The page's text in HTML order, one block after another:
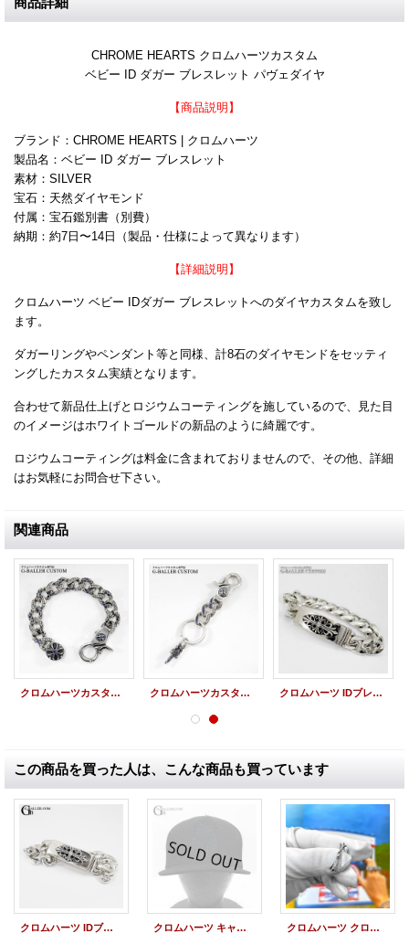
CHROME HEARTS クロムハーツカスタム
ベビー ID ダガー ブレスレット パヴェダイヤ
【商品説明】
ブランド：CHROME HEARTS | クロムハーツ
製品名：ベビー ID ダガー ブレスレット
素材：SILVER
宝石：天然ダイヤモンド
付属：宝石鑑別書（別費）
納期：約7日〜14日（製品・仕様によって異なります）
【詳細説明】
クロムハーツ ベビー IDダガー ブレスレットへのダイヤカスタムを致し
ます。
ダガーリングやペンダント等と同様、計8石のダイヤモンドをセッティ
ングしたカスタム実績となります。
合わせて新品仕上げとロジウムコーティングを施しているので、見た目
のイメージはホワイトゴールドの新品のように綺麗です。
ロジウムコーティングは料金に含まれておりませんので、その他、詳細
はお気軽にお問合せ下さい。
関連商品
クロムハーツカスタム ファンシーチェーン クリップブレスレット ダイヤモンド & ブルーサファイア カスタムオーダー クロムハーツカスタム キーリング ショート ダイヤモンド & ブルーサファイア カスタムオーダー クロムハーツ IDブレスレット フローラルクロス 1P ダイヤカスタム
この商品を買った人は、こんな商品も買っています
クロムハーツ IDブレスレット フローラルクロス パヴェダイヤカスタム クロムハーツ キャップ ダガー スナップバック クロムハーツ クロステール ピアス パヴェダイヤカスタム